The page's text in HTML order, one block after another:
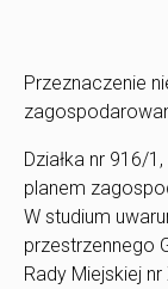
Przeznaczenie
Działka nr 916/
planem
W studium
przestrzennego
Rady Miejskiej